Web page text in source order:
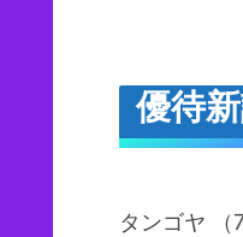
優待
タンゴヤ